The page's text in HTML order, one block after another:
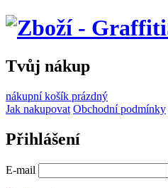
Tvůj nákup
nákupní košík prázdný
Jak nakupovat Obchodní podmínky
Přihlášení
E-mail